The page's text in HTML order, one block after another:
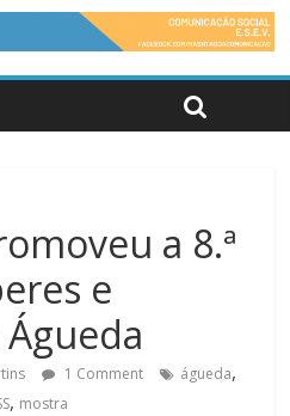
a 8.ª
e
1 Comment águeda,
, mostra